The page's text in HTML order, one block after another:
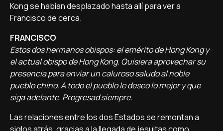
Kong se habían desplazado hasta allí para ver a
Francisco de cerca.
FRANCISCO
Estos dos hermanos obispos: el emérito de Hong Kong y
el actual obispo de Hong Kong. Quisiera aprovechar su
presencia para enviar un caluroso saludo al noble
pueblo chino. A todo el pueblo le deseo lo mejor y que
siga adelante. Progresad siempre.
Las relaciones entre los dos Estados se remontan a